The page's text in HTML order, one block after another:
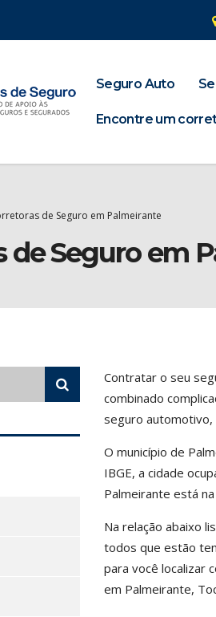
Seguro Auto
Encontre um
de Seguro em Palmeirante
de Seguro em
Contratar o seu
combinado
seguro automotivo,
O município de
IBGE, a cidade
Palmeirante está
Na relação abaixo
todos que estão
para você localizar
em Palmeirante,